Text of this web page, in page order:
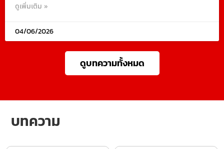
ดูเพิ่มเติม »
04/06/2026
ดูบทความทั้งหมด
บทความ